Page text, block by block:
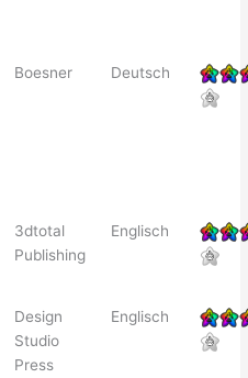
Boesner Deutsch
3dtotal
Publishing
Englisch
Design
Studio
Press
Englisch